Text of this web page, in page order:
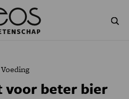
Voeding
voor beter bier